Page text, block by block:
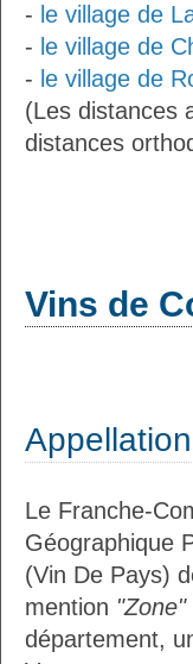
- le village de
- le village de
- le village de
(Les distances
distances
Vins de
Le Franche-
Géographique
(Vin De Pays)
mention "Zone"
département,